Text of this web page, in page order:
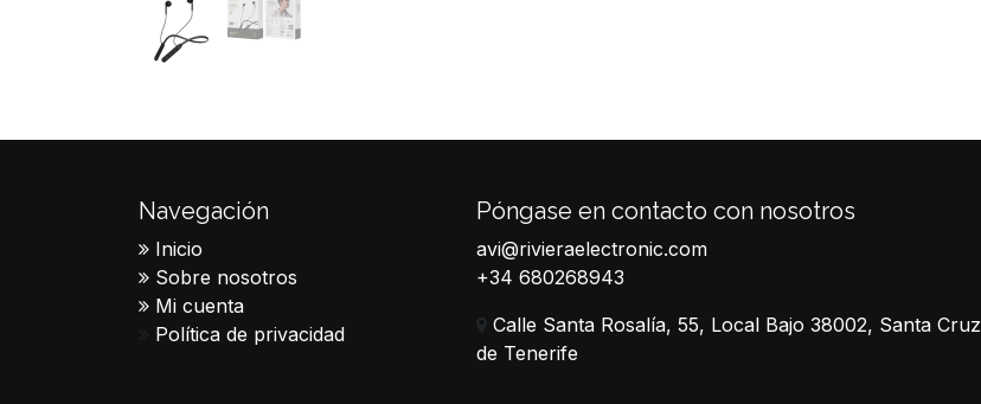
Navegación
Inicio
Sobre nosotros
Mi cuenta
Política de privacidad
Póngase en contacto con nosotros
avi@rivieraelectronic.com
+34 680268943
Calle Santa Rosalía, 55, Local Bajo 38002, Santa Cruz
de Tenerife